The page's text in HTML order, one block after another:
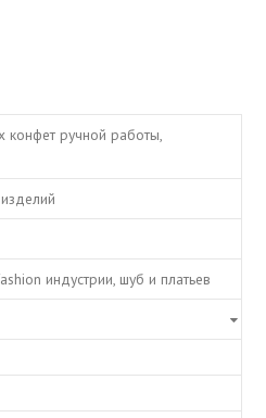
ручной работы,
индустрии, шуб и платьев